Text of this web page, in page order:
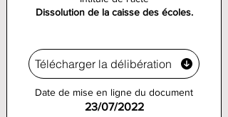
Dissolution de la caisse des écoles.
Télécharger la délibération
Date de mise en ligne du document
23/07/2022